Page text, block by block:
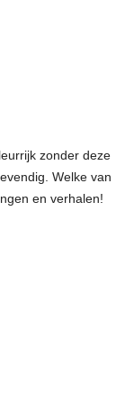
zonder deze
Welke van
en verhalen!